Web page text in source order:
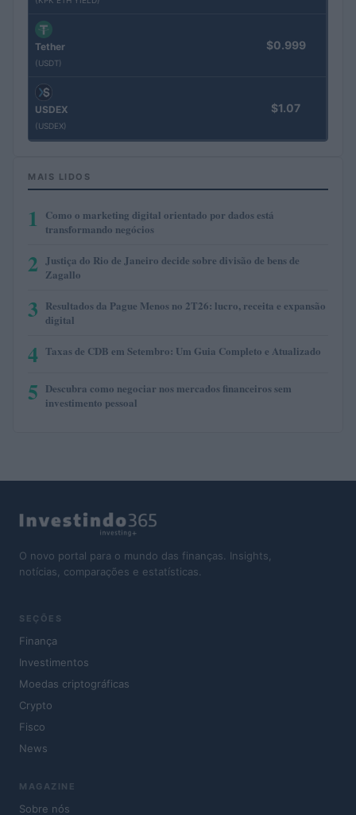
Tether
(USDT)
$0.999
USDEX
(USDEX)
$1.07
MAIS LIDOS
1
Como o marketing digital orientado por dados está
transformando negócios
2
Justiça do Rio de Janeiro decide sobre divisão de bens de
Zagallo
3 Resultados da Pague Menos no 2T26: lucro, receita e expansão
digital
4 Taxas de CDB em Setembro: Um Guia Completo e Atualizado
5 Descubra como negociar nos mercados financeiros sem
investimento pessoal
O novo portal para o mundo das finanças. Insights,
notícias, comparações e estatísticas.
SEÇÕES
Finança
Investimentos
Moedas criptográficas
Crypto
Fisco
News
MAGAZINE
Sobre nós